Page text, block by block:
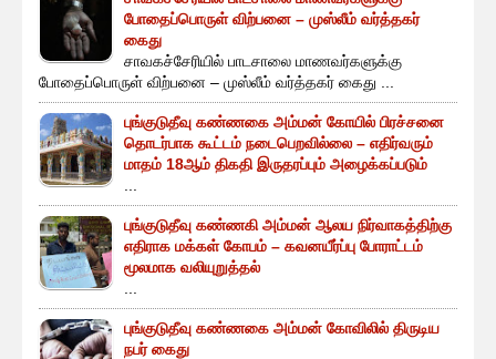
போதைப்பொருள் விற்பனை – முஸ்லீம் வர்த்தகர்
கைது
சாவகச்சேரியில் பாடசாலை மாணவர்களுக்கு
போதைப்பொருள் விற்பனை – முஸ்லீம் வர்த்தகர் கைது ...
புங்குடுதீவு கண்ணகை அம்மன் கோயில் பிரச்சனை
தொடர்பாக கூட்டம் நடைபெறவில்லை – எதிர்வரும்
மாதம் 18ஆம் திகதி இருதரப்பும் அழைக்கப்படும்
புங்குடுதீவு கண்ணகி அம்மன் ஆலய நிர்வாகத்திற்கு
எதிராக மக்கள் கோபம் – கவனயீர்ப்பு போராட்டம்
மூலமாக வலியுறுத்தல்
புங்குடுதீவு கண்ணகை அம்மன் கோவிலில் திருடிய
நபர் கைது